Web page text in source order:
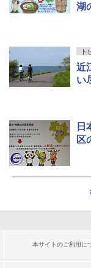
湖
ト
近
い
日
区
本サイトのご利用に